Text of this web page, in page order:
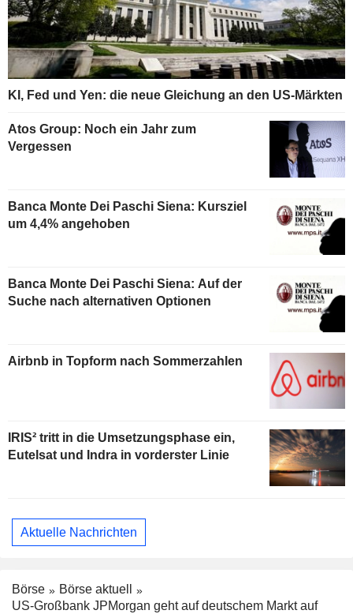
KI, Fed und Yen: die neue Gleichung an den US-Märkten
Atos Group: Noch ein Jahr zum
Vergessen
Banca Monte Dei Paschi Siena: Kursziel
um 4,4% angehoben
Banca Monte Dei Paschi Siena: Auf der
Suche nach alternativen Optionen
Airbnb in Topform nach Sommerzahlen
IRIS² tritt in die Umsetzungsphase ein,
Eutelsat und Indra in vorderster Linie
Aktuelle Nachrichten
Börse
Börse aktuell
US-Großbank JPMorgan geht auf deutschem Markt auf